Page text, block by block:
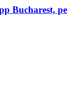
Bucharest, pe